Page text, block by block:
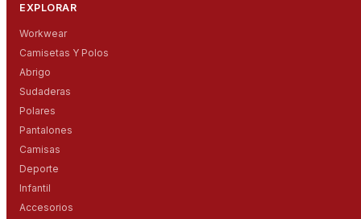
EXPLORAR
Workwear
Camisetas Y Polos
Abrigo
Sudaderas
Polares
Pantalones
Camisas
Deporte
Infantil
Accesorios